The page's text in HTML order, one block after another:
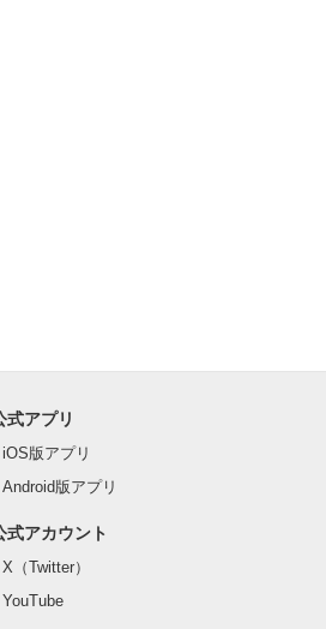
式アプリ
iOS版アプリ
Android版アプリ
式アカウント
X（Twitter）
YouTube